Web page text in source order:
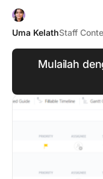
Uma KelathStaff
Mulailah